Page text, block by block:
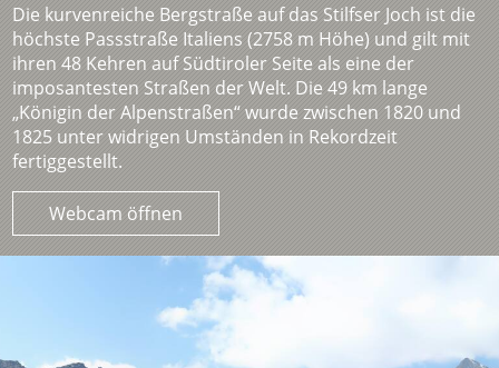
Die kurvenreiche Bergstraße auf das Stilfser Joch ist die
höchste Passstraße Italiens (2758 m Höhe) und gilt mit
ihren 48 Kehren auf Südtiroler Seite als eine der
imposantesten Straßen der Welt. Die 49 km lange
„Königin der Alpenstraßen“ wurde zwischen 1820 und
1825 unter widrigen Umständen in Rekordzeit
fertiggestellt.
Webcam öffnen